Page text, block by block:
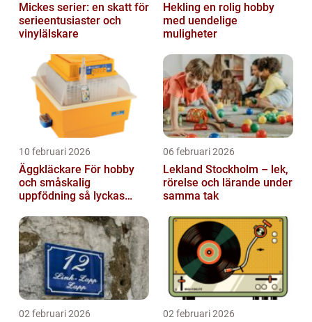
Mickes serier: en skatt för
serieentusiaster och
vinylälskare
Hekling en rolig hobby
med uendelige
muligheter
10 februari 2026
Äggkläckare För hobby
och småskalig
uppfödning så lyckas
06 februari 2026
Lekland Stockholm – lek,
rörelse och lärande under
samma tak
02 februari 2026 02 februari 2026